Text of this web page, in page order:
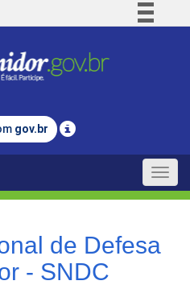
Comunica BR
Legislação
gov.br
Toggle
de Defesa
- SNDC